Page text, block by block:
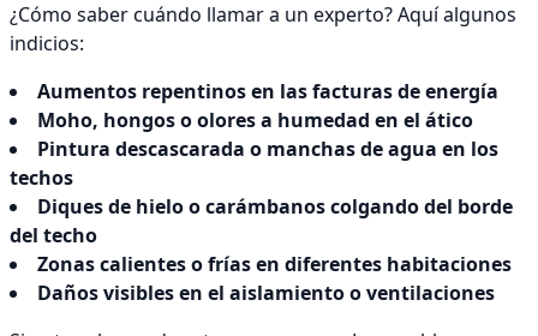
¿Cómo saber cuándo llamar a un experto? Aquí algunos
indicios:
Aumentos repentinos en las facturas de energía
Moho, hongos o olores a humedad en el ático
Pintura descascarada o manchas de agua en los
techos
Diques de hielo o carámbanos colgando del borde
del techo
Zonas calientes o frías en diferentes habitaciones
Daños visibles en el aislamiento o ventilaciones